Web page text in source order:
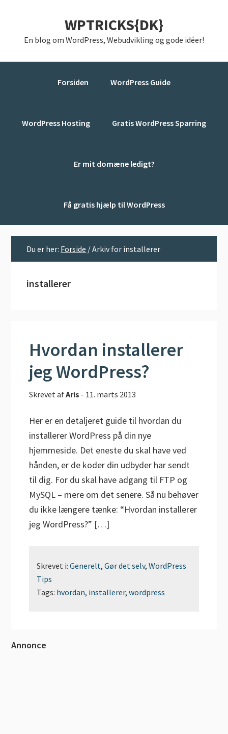
indhold
WPTRICKS{DK}
En blog om WordPress, Webudvikling og gode idéer!
Forsiden WordPress Guide
WordPress Hosting Gratis WordPress Sparring
Er mit domæne ledigt?
Få gratis hjælp til WordPress
Du er her: Forside /Arkiv for installerer
installerer
Hvordan installerer
jeg WordPress?
Skrevet afAris - 11. marts 2013
Her er en detaljeret guide til hvordan du
installerer WordPress på din nye
hjemmeside. Det eneste du skal have ved
hånden, er de koder din udbyder har sendt
til dig. For du skal have adgang til FTP og
MySQL – mere om det senere. Så nu behøver
du ikke længere tænke: “Hvordan installerer
jeg WordPress?” […]
Skrevet i:Generelt,Gør det selv,WordPress
Tips
Tags: hvordan, installerer,wordpress
Primær
Annonce